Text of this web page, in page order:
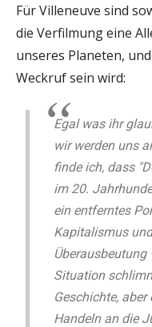
Für Villeneuve sind
die Verfilmung eine
unseres Planeten,
Weckruf sein wird:
Egal was ihr
wir werden uns
finde ich, dass
im 20.
ein entferntes
Kapitalismus
Überausbeutung
Situation
Geschichte,
Handeln an die